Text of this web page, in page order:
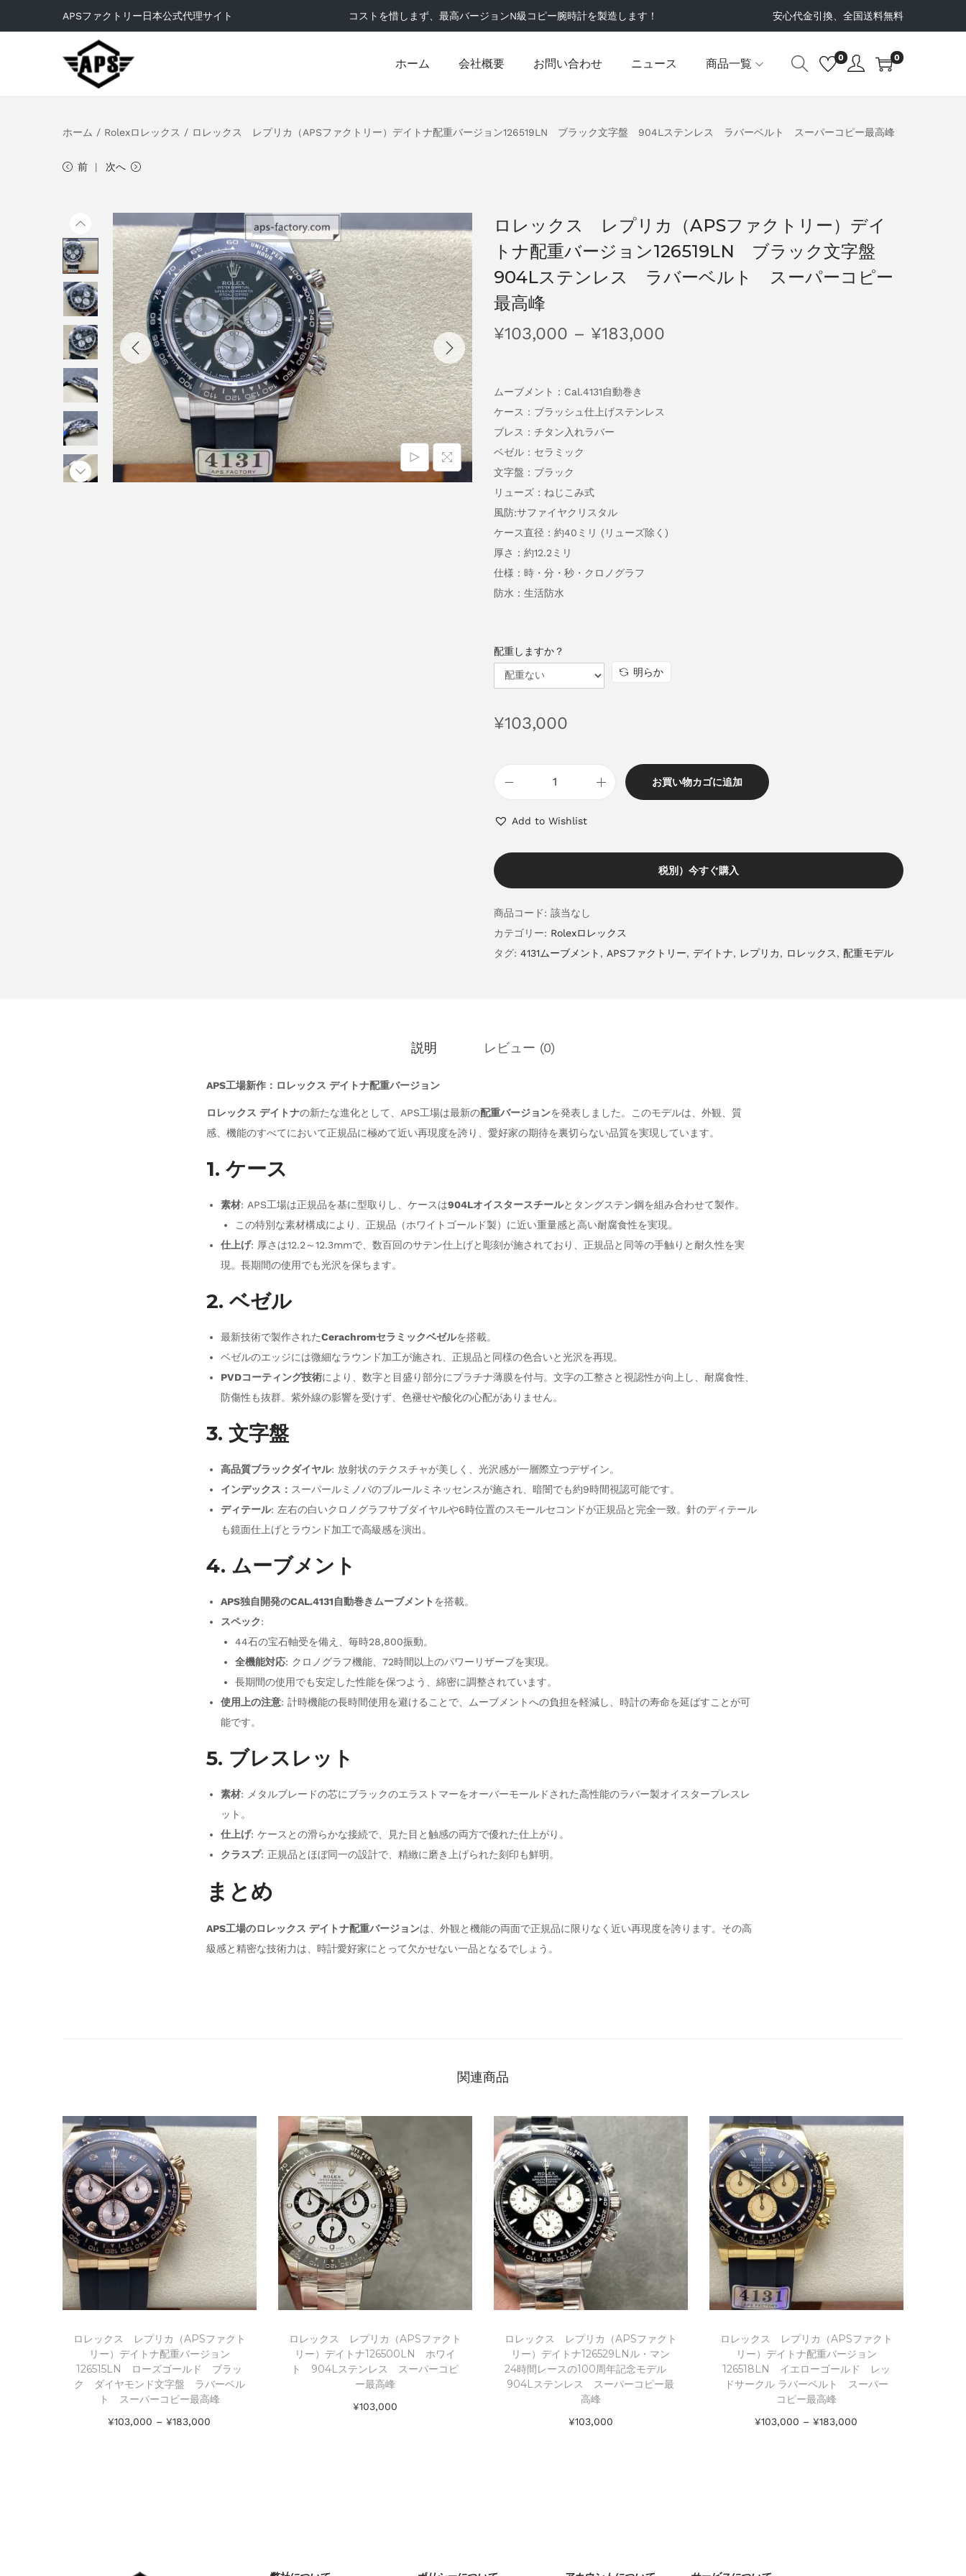
APSファクトリー日本公式代理サイト コストを惜しまず、最高バージョンN級コピー腕時計を製造します！ 安心代金引換、全国送料無料
ホーム 会社概要 お問い合わせ ニュース 商品一覧 0 0
ホーム / Rolexロレックス / ロレックス レプリカ（APSファクトリー）デイトナ配重バージョン126519LN ブラック文字盤 904Lステンレス ラバーベルト スーパーコピー最高峰
前 次へ
ロレックス レプリカ（APSファクトリー）デイ
トナ配重バージョン126519LN ブラック文字盤
904Lステンレス ラバーベルト スーパーコピー
最高峰
¥103,000 – ¥183,000
ムーブメント：Cal.4131自動巻き
ケース：ブラッシュ仕上げステンレス
ブレス：チタン入れラバー
ベゼル：セラミック
文字盤：ブラック
リューズ：ねじこみ式
風防:サファイヤクリスタル
ケース直径：約40ミリ (リューズ除く)
厚さ：約12.2ミリ
仕様：時・分・秒・クロノグラフ
防水：生活防水
配重しますか？
明らか
¥103,000
お買い物カゴに追加
Add to Wishlist
税別）今すぐ購入
商品コード: 該当なし
カテゴリー: Rolexロレックス
タグ: 4131ムーブメント , APSファクトリー, デイトナ, レプリカ, ロレックス, 配重モデル
説明 レビュー (0)
APS工場新作：ロレックス デイトナ配重バージョン
ロレックス デイトナの新たな進化として、APS工場は最新の配重バージョンを発表しました。このモデルは、外観、質
感、機能のすべてにおいて正規品に極めて近い再現度を誇り、愛好家の期待を裏切らない品質を実現しています。
1. ケース
素材: APS工場は正規品を基に型取りし、ケースは904Lオイスタースチールとタングステン鋼を組み合わせて製作。
この特別な素材構成により、正規品（ホワイトゴールド製）に近い重量感と高い耐腐食性を実現。
仕上げ: 厚さは12.2～12.3mmで、数百回のサテン仕上げと彫刻が施されており、正規品と同等の手触りと耐久性を実
現。長期間の使用でも光沢を保ちます。
2. ベゼル
最新技術で製作されたCerachromセラミックベゼルを搭載。
ベゼルのエッジには微細なラウンド加工が施され、正規品と同様の色合いと光沢を再現。
PVDコーティング技術により、数字と目盛り部分にプラチナ薄膜を付与。文字の工整さと視認性が向上し、耐腐食性、
防傷性も抜群。紫外線の影響を受けず、色褪せや酸化の心配がありません。
3. 文字盤
高品質ブラックダイヤル: 放射状のテクスチャが美しく、光沢感が一層際立つデザイン。
インデックス： スーパールミノバのブルールミネッセンスが施され、暗闇でも約9時間視認可能です。
ディテール: 左右の白いクロノグラフサブダイヤルや6時位置のスモールセコンドが正規品と完全一致。針のディテール
も鏡面仕上げとラウンド加工で高級感を演出。
4. ムーブメント
APS独自開発のCAL.4131自動巻きムーブメント を搭載。
スペック:
44石の宝石軸受を備え、毎時28,800振動。
全機能対応: クロノグラフ機能、72時間以上のパワーリザーブを実現。
長期間の使用でも安定した性能を保つよう、綿密に調整されています。
使用上の注意: 計時機能の長時間使用を避けることで、ムーブメントへの負担を軽減し、時計の寿命を延ばすことが可
能です。
5. ブレスレット
素材: メタルブレードの芯にブラックのエラストマーをオーバーモールドされた高性能のラバー製オイスタープレスレ
ット。
仕上げ: ケースとの滑らかな接続で、見た目と触感の両方で優れた仕上がり。
クラスプ: 正規品とほぼ同一の設計で、精緻に磨き上げられた刻印も鮮明。
まとめ
APS工場のロレックス デイトナ配重バージョンは、外観と機能の両面で正規品に限りなく近い再現度を誇ります。その高
級感と精密な技術力は、時計愛好家にとって欠かせない一品となるでしょう。
関連商品
ロレックス レプリカ（APSファクト
リー）デイトナ配重バージョン
126515LN ローズゴールド ブラッ
ク ダイヤモンド文字盤 ラバーベル
ト スーパーコピー最高峰
¥103,000 –¥183,000
ロレックス レプリカ（APSファクト
リー）デイトナ126500LN ホワイ
ト 904Lステンレス スーパーコピ
ー最高峰
¥103,000
ロレックス レプリカ（APSファクト
リー）デイトナ126529LNル・マン
24時間レースの100周年記念モデル
904Lステンレス スーパーコピー最
高峰
¥103,000
ロレックス レプリカ（APSファクト
リー）デイトナ配重バージョン
126518LN イエローゴールド レッ
ドサークル ラバーベルト スーパー
コピー最高峰
¥103,000 –¥183,000